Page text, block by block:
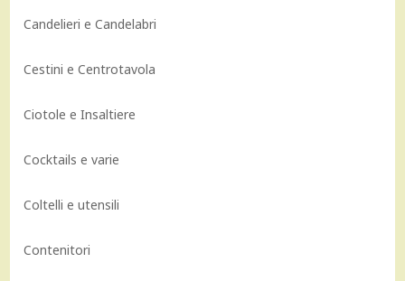
Candelieri e Candelabri
Cestini e Centrotavola
Ciotole e Insaltiere
Cocktails e varie
Coltelli e utensili
Contenitori